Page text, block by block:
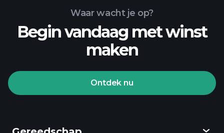
Waar wacht je op?
Begin vandaag met winst
maken
Ontdek nu